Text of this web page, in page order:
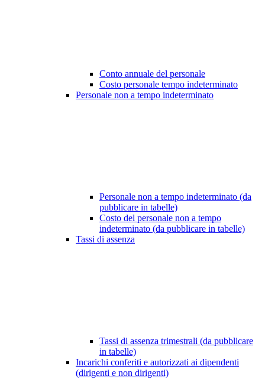
Conto annuale del personale
Costo personale tempo indeterminato
Personale non a tempo indeterminato
Personale non a tempo indeterminato (da
pubblicare in tabelle)
Costo del personale non a tempo
indeterminato (da pubblicare in tabelle)
Tassi di assenza
Tassi di assenza trimestrali (da pubblicare
in tabelle)
Incarichi conferiti e autorizzati ai dipendenti
(dirigenti e non dirigenti)